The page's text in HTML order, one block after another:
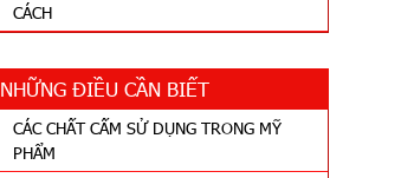
CÁCH
NHỮNG ĐIỀU CẦN BIẾT
CÁC CHẤT CẤM SỬ DỤNG TRONG MỸ
PHẨM